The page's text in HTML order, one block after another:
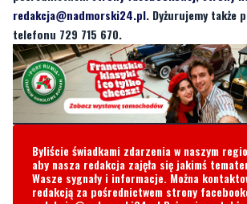
redakcja@nadmorski24.pl. Dyżurujemy także
telefonu 729 715 670.
Byliście świadkami zdarzenia w naszym
aby nasza redakcja zajęła się jakimś
Wasze sygnały i informacje. Można
redakcją za pośrednictwem strony